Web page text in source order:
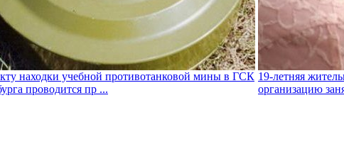
находки учебной противотанковой мины в ГСК
проводится пр ...
19-летняя
организацию